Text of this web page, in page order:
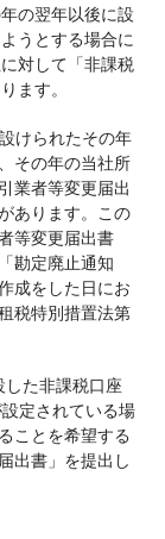
の翌年以後に設
うとする場合に
対して「非課税
ます。
けられたその年
その年の当社所
業者等変更届出
あります。この
等変更届出書
勘定廃止通知
成をした日にお
税特別措置法第
た非課税口座
定されている場
ことを希望する
出書」を提出し